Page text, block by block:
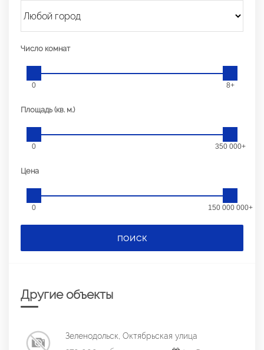
Число комнат
0 8+
Площадь (кв. м.)
0 350 000+
Цена
0 150 000 000+
ПОИСК
Другие объекты
Зеленодольск, Октябрьская улица